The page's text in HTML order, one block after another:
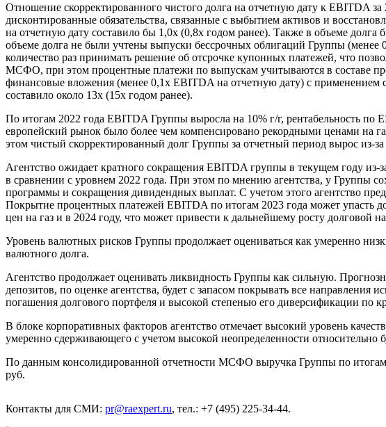
Отношение скорректированного чистого долга на отчетную дату к EBITDA
дисконтированные обязательства, связанные с выбытием активов и
на отчетную дату составило бы 1,0х (0,8х годом ранее). Также в объеме
объеме долга не были учтены выпуски бессрочных облигаций Группы
количество раз принимать решение об отсрочке купонных платежей, что
МСФО, при этом процентные платежи по выпускам учитываются в составе
финансовые вложения (менее 0,1х EBITDA на отчетную дату) с
составило около 13х (15х годом ранее).
По итогам 2022 года EBITDA Группы выросла на 10% г/г, рентабельность по
европейский рынок было более чем компенсировано рекордными ценами на
этом чистый скорректированный долг Группы за отчетный период вырос
Агентство ожидает кратного сокращения EBITDA группы в текущем году
в сравнении с уровнем 2022 года. При этом по мнению агентства, у Группы
программы и сокращения дивидендных выплат. С учетом этого агентство
Покрытие процентных платежей EBITDA по итогам 2023 года может упасть
цен на газ и в 2024 году, что может привести к дальнейшему росту долговой
Уровень валютных рисков Группы продолжает оцениваться как умеренно
валютного долга.
Агентство продолжает оценивать ликвидность Группы как сильную.
депозитов, по оценке агентства, будет с запасом покрывать все
погашения долгового портфеля и высокой степенью его диверсификации по
В блоке корпоративных факторов агентство отмечает высокий уровень
умеренно сдерживающего с учетом высокой неопределенности
По данным консолидированной отчетности МСФО выручка Группы по итогам
руб.
Контакты для СМИ: pr@raexpert.ru, тел.: +7 (495) 225-34-44.